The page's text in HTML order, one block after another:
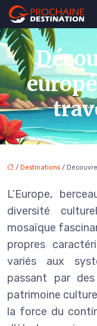
/ Destinations /
L’Europe,
diversité
mosaïque
propres
variés aux
passant par
patrimoine
la force du